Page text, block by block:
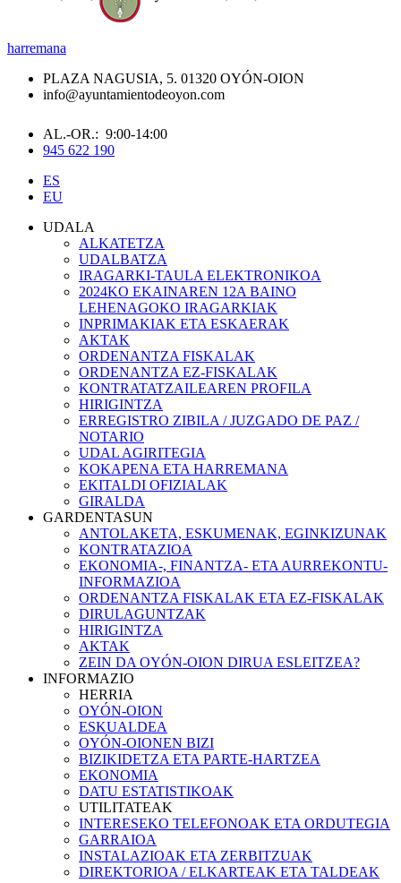
harremana
PLAZA NAGUSIA, 5. 01320 OYÓN-OION
info@ayuntamientodeoyon.com
AL.-OR.: 9:00-14:00
945 622 190
ES
EU
UDALA
ALKATETZA
UDALBATZA
IRAGARKI-TAULA ELEKTRONIKOA
2024KO EKAINAREN 12A BAINO
LEHENAGOKO IRAGARKIAK
INPRIMAKIAK ETA ESKAERAK
AKTAK
ORDENANTZA FISKALAK
ORDENANTZA EZ-FISKALAK
KONTRATATZAILEAREN PROFILA
HIRIGINTZA
ERREGISTRO ZIBILA / JUZGADO DE PAZ /
NOTARIO
UDAL AGIRITEGIA
KOKAPENA ETA HARREMANA
EKITALDI OFIZIALAK
GIRALDA
GARDENTASUN
ANTOLAKETA, ESKUMENAK, EGINKIZUNAK
KONTRATAZIOA
EKONOMIA-, FINANTZA- ETA AURREKONTU-
INFORMAZIOA
ORDENANTZA FISKALAK ETA EZ-FISKALAK
DIRULAGUNTZAK
HIRIGINTZA
AKTAK
ZEIN DA OYÓN-OION DIRUA ESLEITZEA?
INFORMAZIO
HERRIA
OYÓN-OION
ESKUALDEA
OYÓN-OIONEN BIZI
BIZIKIDETZA ETA PARTE-HARTZEA
EKONOMIA
DATU ESTATISTIKOAK
UTILITATEAK
INTERESEKO TELEFONOAK ETA ORDUTEGIA
GARRAIOA
INSTALAZIOAK ETA ZERBITZUAK
DIREKTORIOA / ELKARTEAK ETA TALDEAK